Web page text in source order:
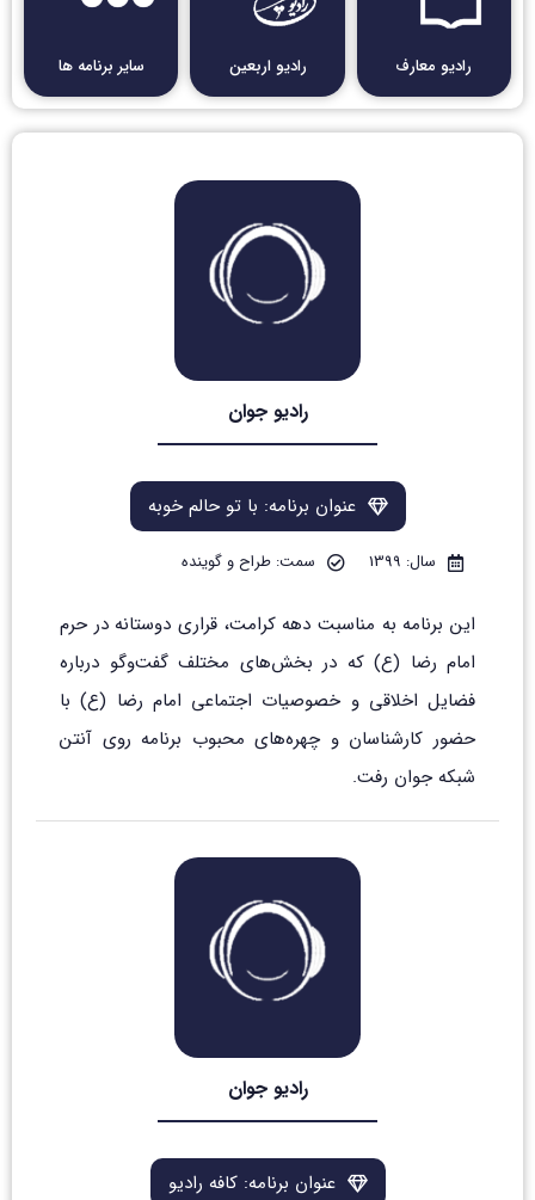
رادیو جوان
عنوان برنامه: با تو حالم خوبه
سال: 1399 سمت: طراح و گوینده
این برنامه به مناسبت دهه کرامت، قراری دوستانه در حرم
امام رضا (ع) که در بخش‌های مختلف گفت‌وگو درباره
فضایل اخلاقی و خصوصیات اجتماعی امام رضا (ع) با
حضور کارشناسان و چهره‌های محبوب برنامه روی آنتن
شبکه جوان رفت.
رادیو جوان
عنوان برنامه: کافه رادیو
رادیو معارف رادیو اربعین سایر برنامه ها